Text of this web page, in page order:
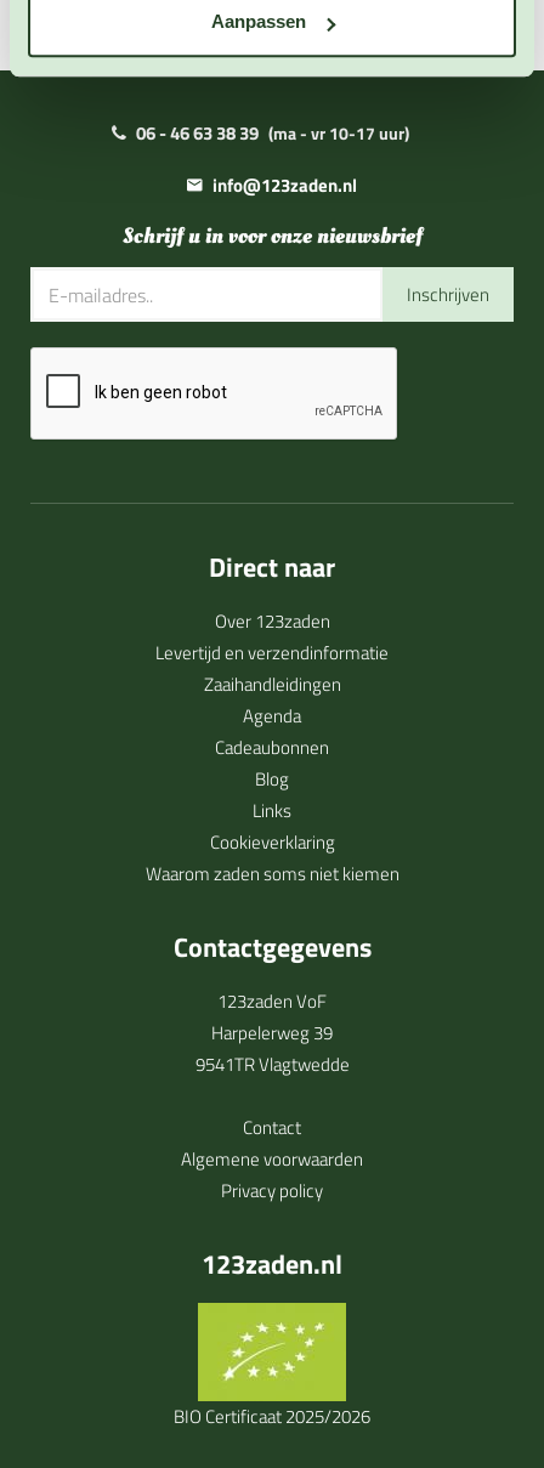
Aanpassen
06 - 46 63 38 39 (ma - vr 10-17 uur)
info@123zaden.nl
Schrijf u in voor onze nieuwsbrief
Inschrijven
Direct naar
Over 123zaden
Levertijd en verzendinformatie
Zaaihandleidingen
Agenda
Cadeaubonnen
Blog
Links
Cookieverklaring
Waarom zaden soms niet kiemen
Contactgegevens
123zaden VoF
Harpelerweg 39
9541TR Vlagtwedde
Contact
Algemene voorwaarden
Privacy policy
123zaden.nl
BIO Certificaat 2025/2026